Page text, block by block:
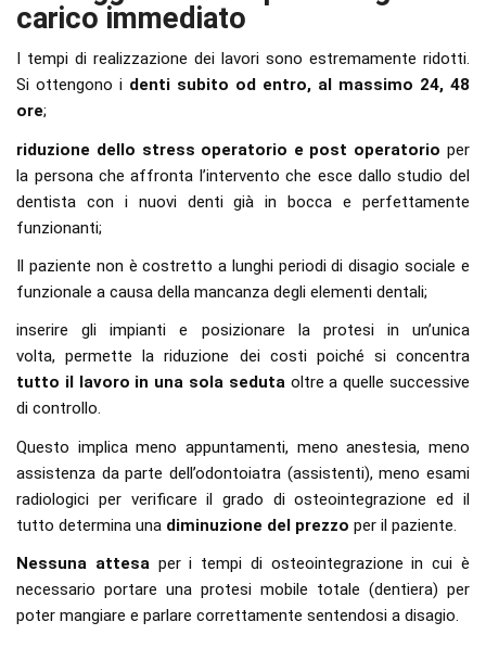
carico immediato
I tempi di realizzazione dei lavori sono estremamente ridotti.
Si ottengono i denti subito od entro, al massimo 24, 48
ore;
riduzione dello stress operatorio e post operatorio per
la persona che affronta l’intervento che esce dallo studio del
dentista con i nuovi denti già in bocca e perfettamente
funzionanti;
Il paziente non è costretto a lunghi periodi di disagio sociale e
funzionale a causa della mancanza degli elementi dentali;
inserire gli impianti e posizionare la protesi in un’unica
volta, permette la riduzione dei costi poiché si concentra
tutto il lavoro in una sola sedutaoltre a quelle successive
di controllo.
Questo implica meno appuntamenti, meno anestesia, meno
assistenza da parte dell’odontoiatra (assistenti), meno esami
radiologici per verificare il grado di osteointegrazione ed il
tutto determina una diminuzione del prezzo per il paziente.
Nessuna attesaper i tempi di osteointegrazione in cui è
necessario portare una protesi mobile totale (dentiera) per
poter mangiare e parlare correttamente sentendosi a disagio.